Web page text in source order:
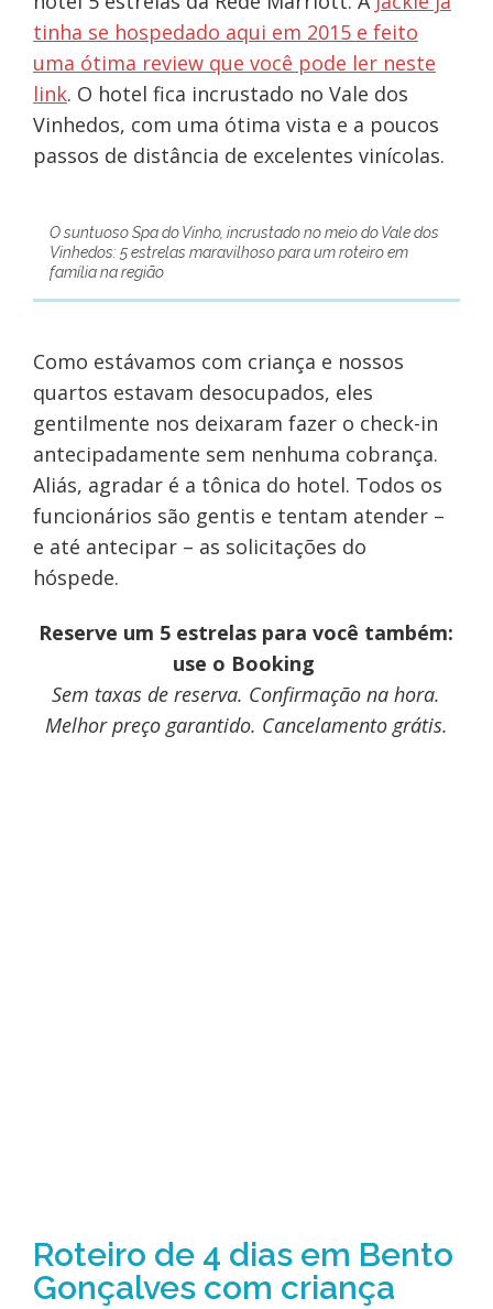
tinha se hospedado aqui em 2015 e feito
uma ótima review que você pode ler neste
link. O hotel fica incrustado no Vale dos
Vinhedos, com uma ótima vista e a poucos
passos de distância de excelentes vinícolas.
O suntuoso Spa do Vinho, incrustado no meio do Vale dos
Vinhedos: 5 estrelas maravilhoso para um roteiro em
família na região
Como estávamos com criança e nossos
quartos estavam desocupados, eles
gentilmente nos deixaram fazer o check-in
antecipadamente sem nenhuma cobrança.
Aliás, agradar é a tônica do hotel. Todos os
funcionários são gentis e tentam atender –
e até antecipar – as solicitações do
hóspede.
Reserve um 5 estrelas para você também:
use o Booking
Sem taxas de reserva. Confirmação na hora.
Melhor preço garantido. Cancelamento grátis.
Roteiro de 4 dias em Bento
Gonçalves com criança